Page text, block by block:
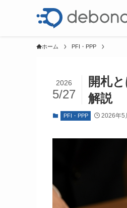
ホーム PFI・PPP
開札
解説
2026
5/27
PFI・PPP 2026年5